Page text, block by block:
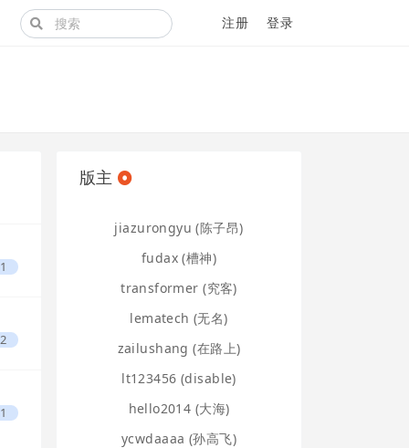
注册 登录
1
2
1
版主
jiazurongyu (陈子昂)
fudax (槽神)
transformer (究客)
lematech (无名)
zailushang (在路上)
lt123456 (disable)
hello2014 (大海)
ycwdaaaa (孙高飞)